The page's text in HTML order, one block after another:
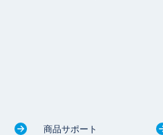
商品サポート